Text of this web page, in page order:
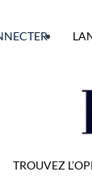
TROUVEZ